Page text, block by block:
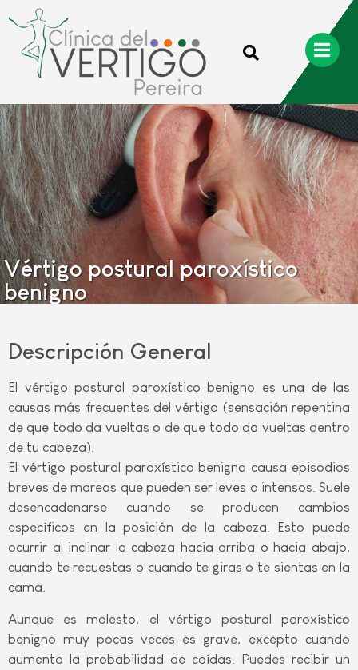
Vértigo postural paroxístico
benigno
Descripción General
El vértigo postural paroxístico benigno es una de las
causas más frecuentes del vértigo (sensación repentina
de que todo da vueltas o de que todo da vueltas dentro
de tu cabeza).
El vértigo postural paroxístico benigno causa episodios
breves de mareos que pueden ser leves o intensos. Suele
desencadenarse cuando se producen cambios
específicos en la posición de la cabeza. Esto puede
ocurrir al inclinar la cabeza hacia arriba o hacia abajo,
cuando te recuestas o cuando te giras o te sientas en la
cama.
Aunque es molesto, el vértigo postural paroxístico
benigno muy pocas veces es grave, excepto cuando
aumenta la probabilidad de caídas. Puedes recibir un